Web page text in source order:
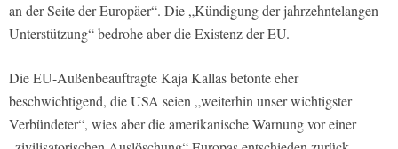
an der Seite der Europäer“. Die „Kündigung der jahrzehntelangen
Unterstützung“ bedrohe aber die Existenz der EU.
Die EU-Außenbeauftragte Kaja Kallas betonte eher
beschwichtigend, die USA seien „weiterhin unser wichtigster
Verbündeter“, wies aber die amerikanische Warnung vor einer